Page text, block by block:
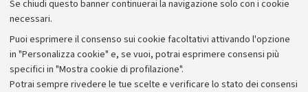
Se chiudi questo banner continuerai la navigazione solo con i cookie
necessari.
Puoi esprimere il consenso sui cookie facoltativi attivando l'opzione
in "Personalizza cookie" e, se vuoi, potrai esprimere consensi più
specifici in "Mostra cookie di profilazione".
Potrai sempre rivedere le tue scelte e verificare lo stato dei consensi
Bandi, gare e concorsi
Albo online
Amministrazione trasparente